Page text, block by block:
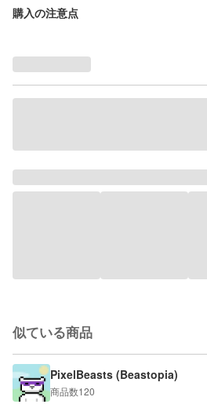
購入の注意点
似ている商品
PixelBeasts (Beastopia)
商品数120